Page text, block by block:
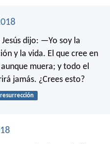
Jesús dijo: —Yo soy la
y la vida. El que cree en
muera; y todo el
jamás. ¿Crees esto?
resurrección